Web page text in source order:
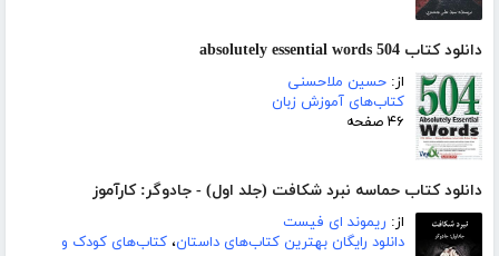
دانلود کتاب 504 absolutely essential words
از: حسین ملاحسنی
کتاب‌های آموزش زبان
۴۶ صفحه
دانلود کتاب حماسه نبرد شکافت (جلد اول) - جادوگر: کارآموز
از: ریموند ای فیست
دانلود رایگان بهترین کتاب‌های داستان، کتاب‌های کودک و